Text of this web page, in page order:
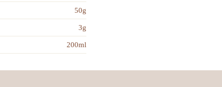
50g
3g
200ml